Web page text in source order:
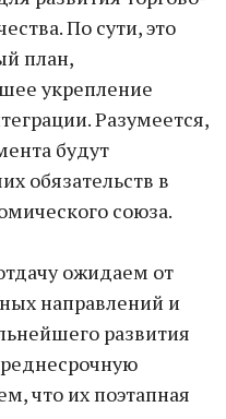
По сути, это
план,
укрепление
Разумеется,
будут
обязательств в
союза.
ожидаем от
направлений и
развития
что их поэтапная